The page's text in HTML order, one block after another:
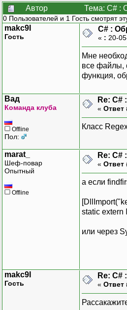
Автор
Тема: C# :
0 Пользователей и 1 Гость смотрят
makc9I
Гость
C# :
« : 20-
Мне
все файлы,
функция,
Вад
Команда клуба
Offline
Пол:
Re: C#
« Ответ
Класс
marat_
Шеф-повар
Опытный
Offline
Re: C#
« Ответ
а если
static extern
или через
makc9I
Гость
Re: C#
« Ответ